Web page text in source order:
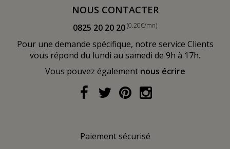
NOUS CONTACTER
0825 20 20 20(0.20€/mn)
Pour une demande spécifique, notre service Clients
vous répond du lundi au samedi de 9h à 17h.
Vous pouvez également nous écrire
Paiement sécurisé